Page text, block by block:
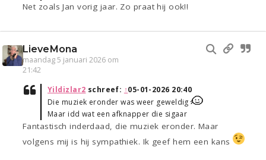
Net zoals Jan vorig jaar. Zo praat hij ook!!
LieveMona
maandag 5 januari 2026 om
21:42
Yildizlar2 schreef: ↑05-01-2026 20:40
Die muziek eronder was weer geweldig
Maar idd wat een afknapper die sigaar
Fantastisch inderdaad, die muziek eronder. Maar
volgens mij is hij sympathiek. Ik geef hem een kans